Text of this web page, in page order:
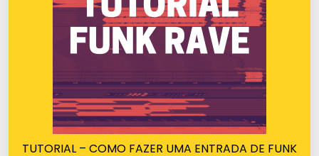
TUTORIAL – COMO FAZER UMA ENTRADA DE FUNK